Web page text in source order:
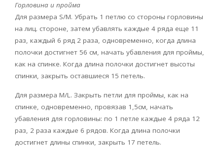
Горловина и пройма
Для размера S/M. Убрать 1 петлю со стороны горловины
на лиц. стороне, затем убавлять каждые 4 ряда еще 11
раз, каждый 6 ряд 2 раза, одновременно, когда длина
полочки достигнет 56 см, начать убавления для проймы,
как на спинке. Когда длина полочки достигнет высоты
спинки, закрыть оставшиеся 15 петель.
Для размера M/L. Закрыть петли для проймы, как на
спинке, одновременно, провязав 1,5см, начать
убавления для горловины: по 1 петле каждые 4 ряда 12
раз, 2 раза каждые 6 рядов. Когда длина полочки
достигнет длины спинки, закрыть 17 петель.